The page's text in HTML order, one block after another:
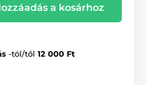
a kosárhoz
-tól/től 12 000 Ft